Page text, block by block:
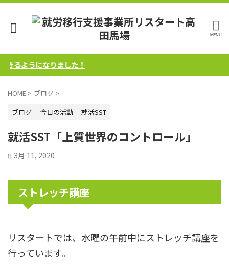
うになりました！
HOME > ブログ >
ブログ
今日の活動 就活SST
就活SST「上質世界のコントロール」
3月 11, 2020
ストレッチ講座
リスタートでは、水曜の午前中にストレッチ講座を
行っています。